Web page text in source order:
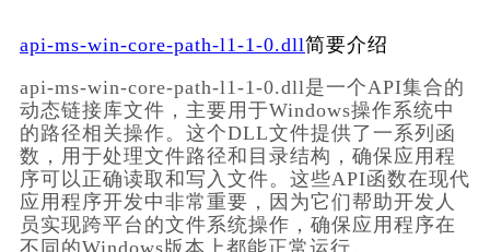
api-ms-win-core-path-l1-1-0.dll简要介绍
api-ms-win-core-path-l1-1-0.dll是一个API集合的
动态链接库文件，主要用于Windows操作系统中
的路径相关操作。这个DLL文件提供了一系列函
数，用于处理文件路径和目录结构，确保应用程
序可以正确读取和写入文件。这些API函数在现代
应用程序开发中非常重要，因为它们帮助开发人
员实现跨平台的文件系统操作，确保应用程序在